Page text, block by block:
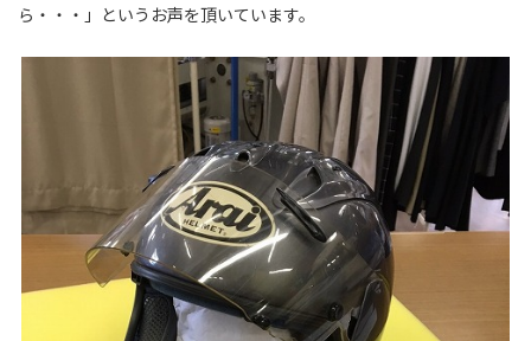
ら・・・」というお声を頂いています。